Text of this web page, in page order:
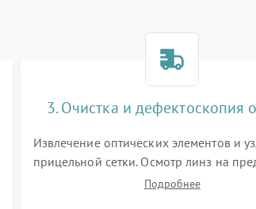
3. Очистка и дефектоскопия
Извлечение оптических элементов и
прицельной сетки. Осмотр линз на
повреждения просветляющего
Подробнее